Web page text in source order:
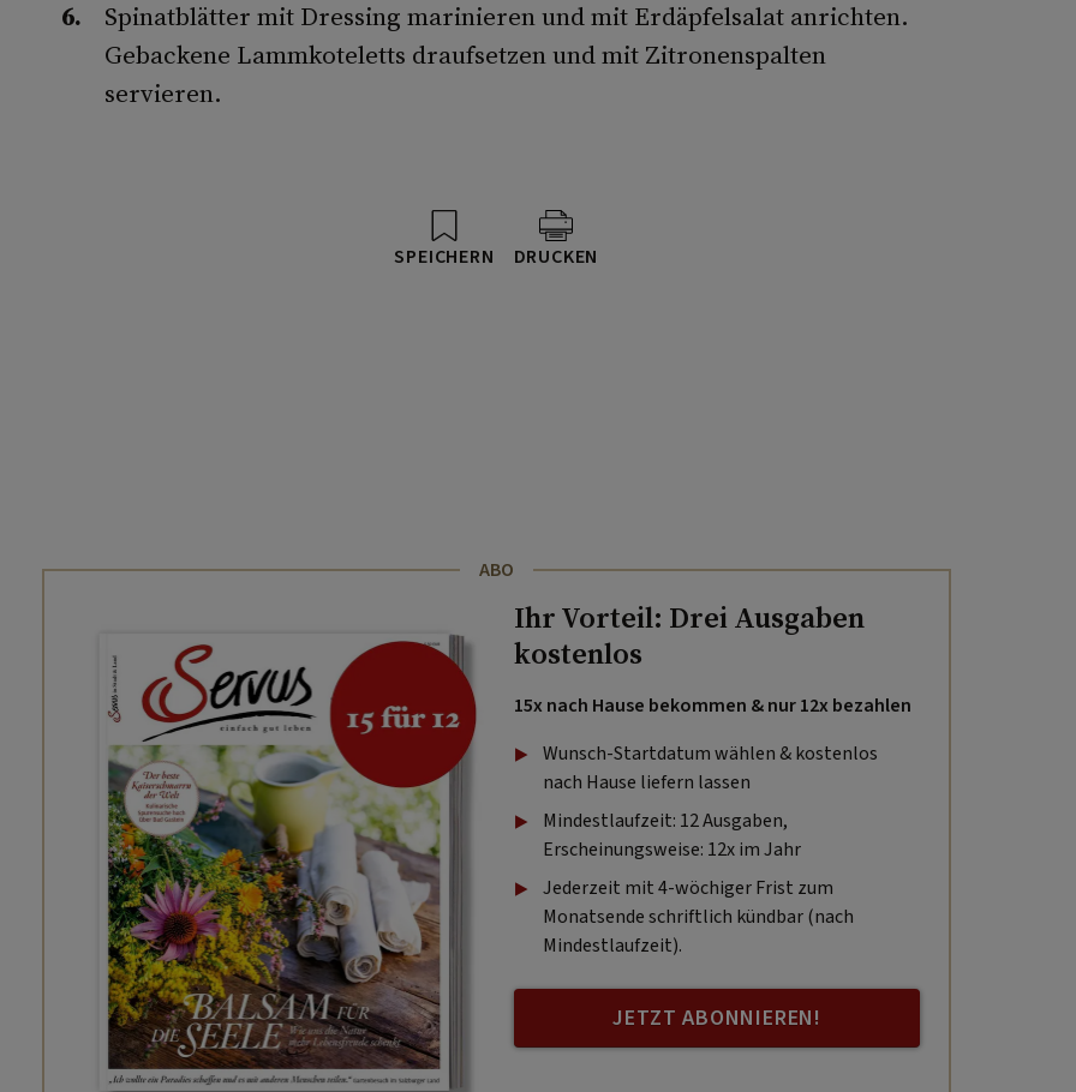
Spinatblätter mit Dressing marinieren und mit Erdäpfelsalat anrichten.
Gebackene Lammkoteletts draufsetzen und mit Zitronenspalten
servieren.
SPEICHERN DRUCKEN
ABO
Ihr Vorteil: Drei Ausgaben
kostenlos
15x nach Hause bekommen & nur 12x bezahlen
Wunsch-Startdatum wählen & kostenlos
nach Hause liefern lassen
Mindestlaufzeit: 12 Ausgaben,
Erscheinungsweise: 12x im Jahr
Jederzeit mit 4-wöchiger Frist zum
Monatsende schriftlich kündbar (nach
Mindestlaufzeit).
JETZT ABONNIEREN!